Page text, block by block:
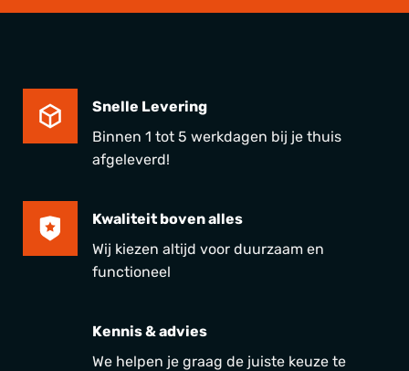
Snelle Levering
Binnen 1 tot 5 werkdagen bij je thuis
afgeleverd!
Kwaliteit boven alles
Wij kiezen altijd voor duurzaam en
functioneel
Kennis & advies
We helpen je graag de juiste keuze te